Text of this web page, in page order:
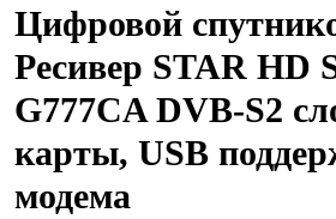
Цифровой
Ресивер STAR HD
G777CA DVB-S2
карты, USB
модема